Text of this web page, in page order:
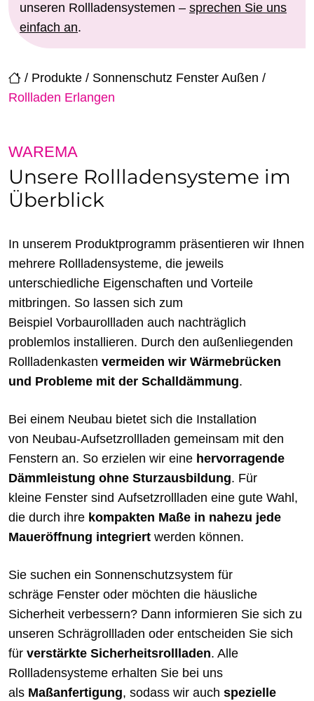
/ Produkte / Sonnenschutz Fenster Außen /
Rollladen Erlangen
unseren Rollladensystemen – sprechen Sie uns
einfach an.
WAREMA
Unsere Rollladensysteme im
Überblick
In unserem Produktprogramm präsentieren wir Ihnen
mehrere Rollladensysteme, die jeweils
unterschiedliche Eigenschaften und Vorteile
mitbringen. So lassen sich zum
Beispiel Vorbaurollladen auch nachträglich
problemlos installieren. Durch den außenliegenden
Rollladenkasten vermeiden wir Wärmebrücken
und Probleme mit der Schalldämmung.
Bei einem Neubau bietet sich die Installation
von Neubau-Aufsetzrollladen gemeinsam mit den
Fenstern an. So erzielen wir eine hervorragende
Dämmleistung ohne Sturzausbildung. Für
kleine Fenster sind Aufsetzrollladen eine gute Wahl,
die durch ihre kompakten Maße in nahezu jede
Maueröffnung integriert werden können.
Sie suchen ein Sonnenschutzsystem für
schräge Fenster oder möchten die häusliche
Sicherheit verbessern? Dann informieren Sie sich zu
unseren Schrägrollladen oder entscheiden Sie sich
für verstärkte Sicherheitsrollladen. Alle
Rollladensysteme erhalten Sie bei uns
als Maßanfertigung, sodass wir auch spezielle